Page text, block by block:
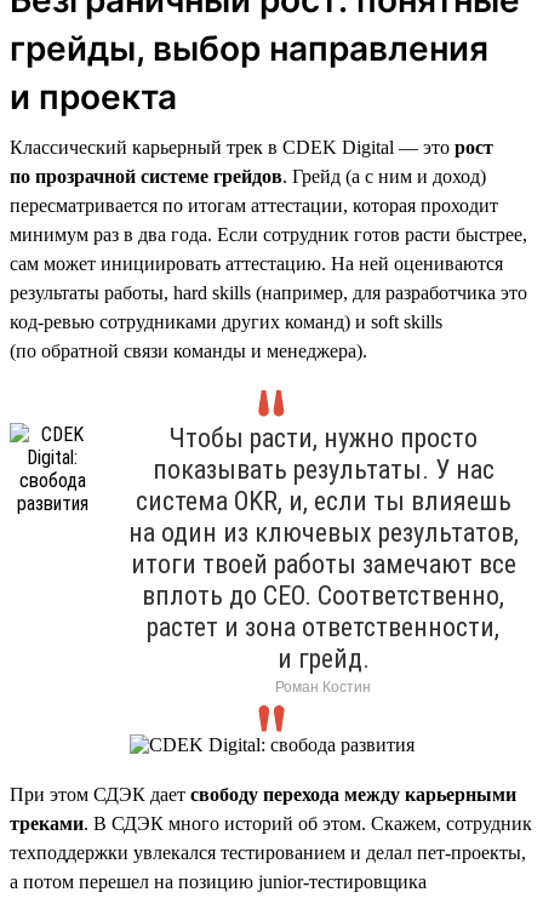
грейды, выбор направления
и проекта
Классический карьерный трек в CDEK Digital — это рост
по прозрачной системе грейдов. Грейд (а с ним и доход)
пересматривается по итогам аттестации, которая проходит
минимум раз в два года. Если сотрудник готов расти быстрее,
сам может инициировать аттестацию. На ней оцениваются
результаты работы, hard skills (например, для разработчика это
код-ревью сотрудниками других команд) и soft skills
(по обратной связи команды и менеджера).
Чтобы расти, нужно просто
показывать результаты. У нас
система OKR, и, если ты влияешь
на один из ключевых результатов,
итоги твоей работы замечают все
вплоть до CEO. Соответственно,
растет и зона ответственности,
и грейд.
Роман Костин
При этом СДЭК дает свободу перехода между карьерными
треками. В СДЭК много историй об этом. Скажем, сотрудник
техподдержки увлекался тестированием и делал пет-проекты,
а потом перешел на позицию junior-тестировщика